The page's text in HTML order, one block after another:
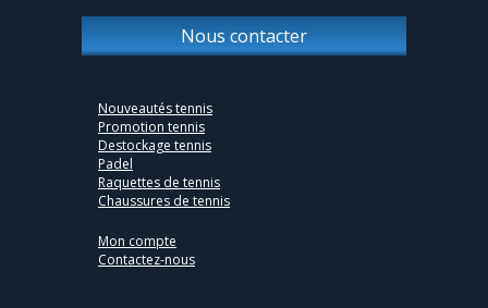
Nous contacter
Nouveautés tennis
Promotion tennis
Destockage tennis
Padel
Raquettes de tennis
Chaussures de tennis
Mon compte
Contactez-nous